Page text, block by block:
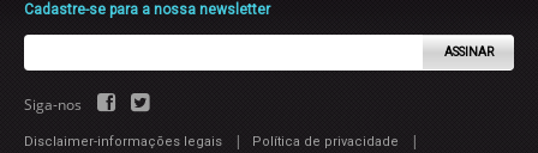
Cadastre-se para a nossa newsletter
ASSINAR
Siga-nos
Disclaimer-informações legais | Política de privacidade
|